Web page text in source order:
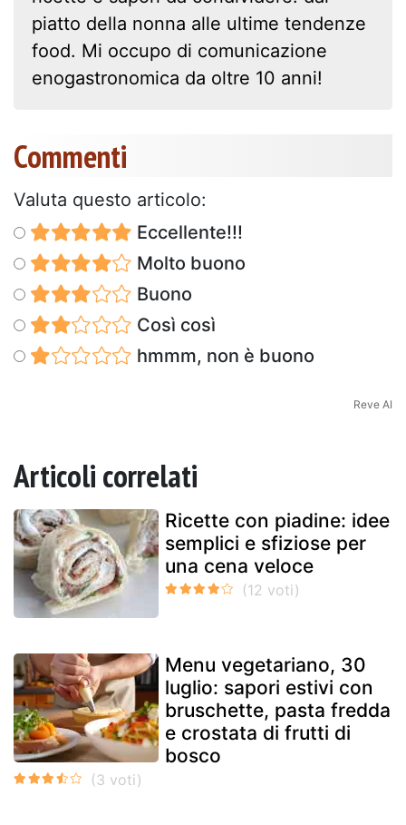
piatto della nonna alle ultime tendenze
food. Mi occupo di comunicazione
enogastronomica da oltre 10 anni!
Commenti
Valuta questo articolo:
Eccellente!!!
Molto buono
Buono
Così così
hmmm, non è buono
Reve AI
Articoli correlati
Ricette con piadine: idee
semplici e sfiziose per
una cena veloce
Menu vegetariano, 30
luglio: sapori estivi con
bruschette, pasta fredda
e crostata di frutti di
bosco